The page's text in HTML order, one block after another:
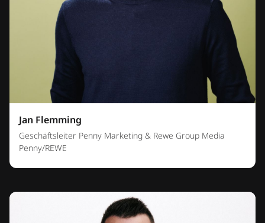
Jan Flemming
Geschäftsleiter Penny Marketing & Rewe Group Media
Penny/REWE